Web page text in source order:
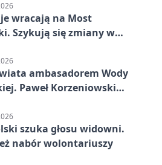
wracają na Most
Szykują się zmiany w
ambasadorem Wody
Paweł Korzeniowski
szuka głosu widowni.
nabór wolontariuszy